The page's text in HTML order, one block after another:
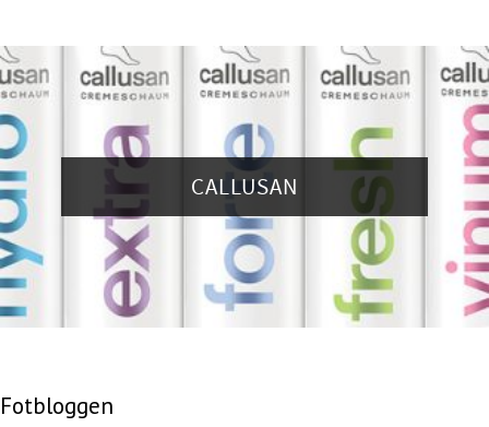
CALLUSAN
Fotbloggen